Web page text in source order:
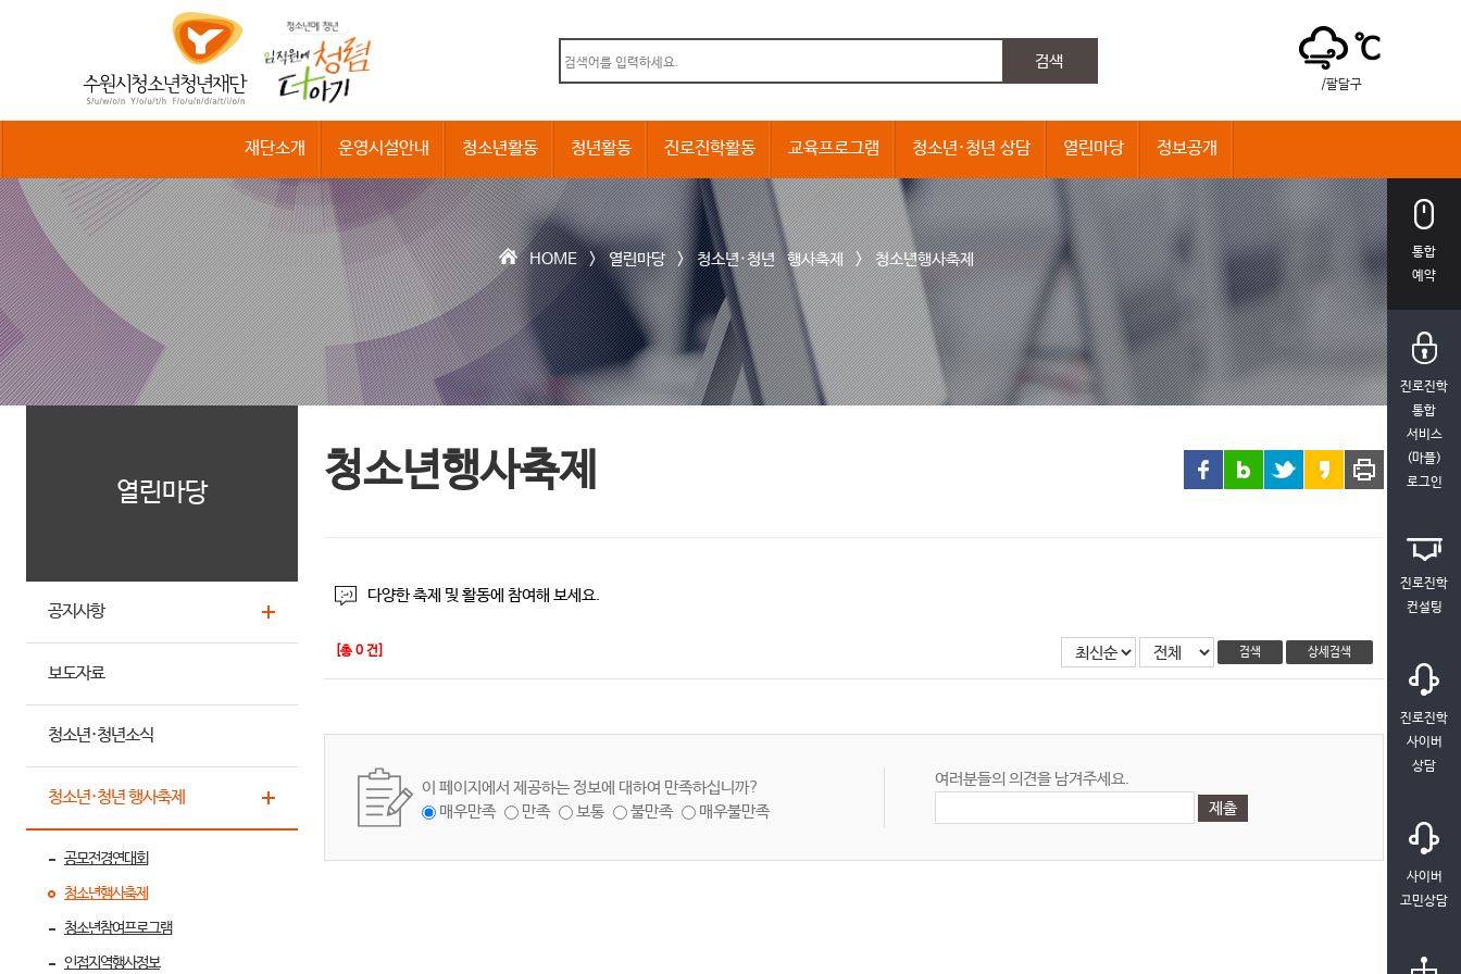
청
소
년
년
재
단
℃
/팔달구
재단소개 운영시설안내 청소년활동 청년활동 진로진학활동 교육프로그램 청소년·청년 상담 열린마당 정보공개
HOME >열린마당>청소년·청년 행사축제>청소년행사축제
열린마당
공지사항
보도자료
청소년·청년소식
청소년·청년 행사축제
공모전경연대회
청소년행사축제
청소년참여프로그램
인접지역행사정보
청소년행사축제
다양한 축제 및 활동에 참여해 보세요.
[총 0 건] 검색 상세검색
이 페이지에서 제공하는 정보에 대하여 만족하십니까?
매우만족
만족 보통 불만족 매우불만족
여러분들의 의견을 남겨주세요.
통합
예약
진로진학
통합
서비스
(마플)
로그인
진로진학
컨설팅
진로진학
사이버
상담
사이버
고민상담